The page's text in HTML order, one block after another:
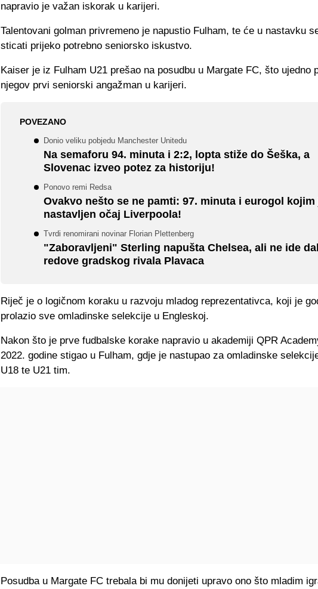
napravio je važan iskorak u karijeri.
Talentovani golman privremeno je napustio Fulham, te će u nastavku
sticati prijeko potrebno seniorsko iskustvo.
Kaiser je iz Fulham U21 prešao na posudbu u Margate FC, što ujedno
njegov prvi seniorski angažman u karijeri.
POVEZANO
Donio veliku pobjedu Manchester Unitedu
Na semaforu 94. minuta i 2:2, lopta stiže do Šeška, a
Slovenac izveo potez za historiju!
Ponovo remi Redsa
Ovakvo nešto se ne pamti: 97. minuta i eurogol kojim
nastavljen očaj Liverpoola!
Tvrdi renomirani novinar Florian Plettenberg
"Zaboravljeni" Sterling napušta Chelsea, ali ne ide
redove gradskog rivala Plavaca
Riječ je o logičnom koraku u razvoju mladog reprezentativca, koji je
prolazio sve omladinske selekcije u Engleskoj.
Nakon što je prve fudbalske korake napravio u akademiji QPR
2022. godine stigao u Fulham, gdje je nastupao za omladinske
U18 te U21 tim.
Posudba u Margate FC trebala bi mu donijeti upravo ono što mladim